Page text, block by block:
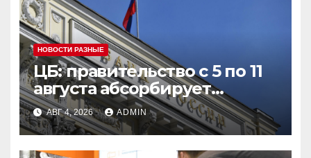
НОВОСТИ РАЗНЫЕ
ЦБ: правительство с 5 по 11
августа абсорбирует
ликвидность банков на 22
миллиарда рублей
АВГ 4, 2026 ADMIN